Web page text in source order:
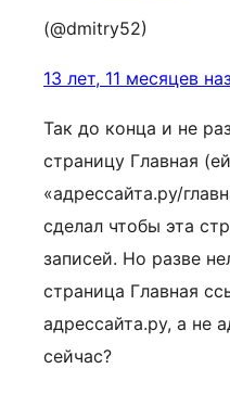
(@dmitry52)
13 лет, 11 месяцев
Так до конца и не
страницу Главная
«адрессайта.ру/
сделал чтобы эта
записей. Но разве
страница Главная
адрессайта.ру, а не
сейчас?